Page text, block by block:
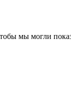
мы могли